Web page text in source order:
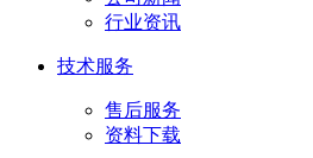
行业资讯
技术服务
售后服务
资料下载